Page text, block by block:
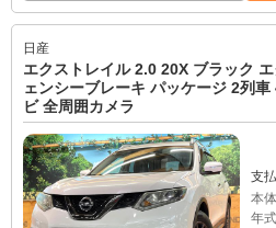
日産
エクストレイル 2.0 20X ブラック
ェンシーブレーキ パッケージ 2列
ビ 全周囲カメラ
支
本
年式